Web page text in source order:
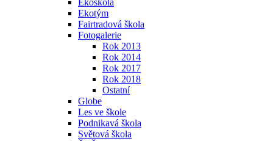
Ekoškola
Ekotým
Fairtradová škola
Fotogalerie
Rok 2013
Rok 2014
Rok 2017
Rok 2018
Ostatní
Globe
Les ve škole
Podnikavá škola
Světová škola